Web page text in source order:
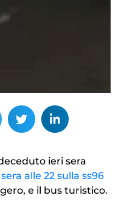
ieri sera
alle 22 sulla ss96
e il bus turistico.